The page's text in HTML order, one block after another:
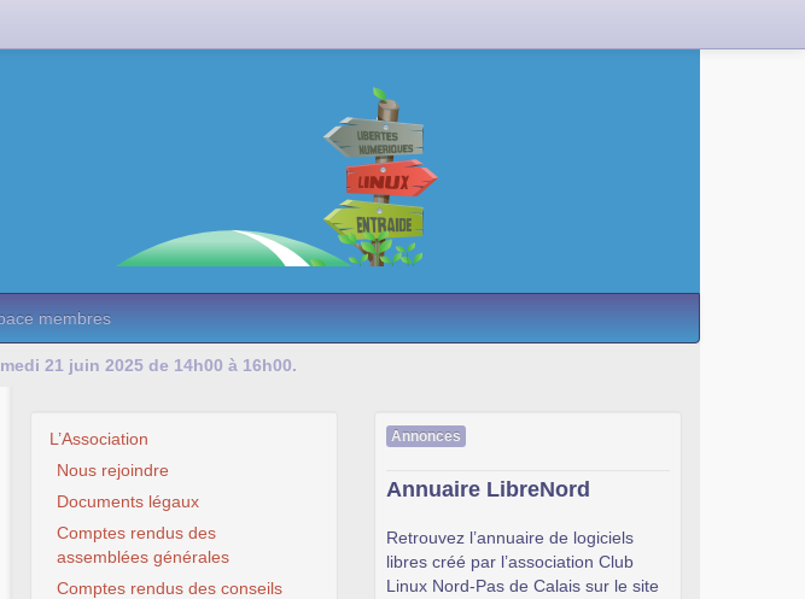
membres
21 juin 2025 de 14h00 à 16h00.
L’Association
Nous rejoindre
Documents légaux
Comptes rendus des
assemblées générales
Comptes rendus des conseils
Annonces
Annuaire LibreNord
Retrouvez l’annuaire de logiciels
libres créé par l’association Club
Linux Nord-Pas de Calais sur le site